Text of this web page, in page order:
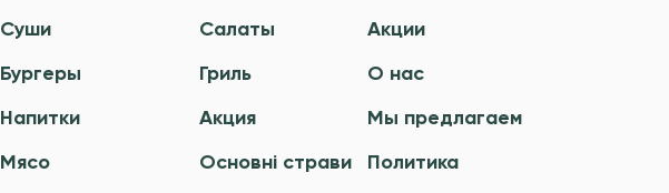
Суши
Салаты
Бургеры
Гриль
Напитки
Акция
Мясо
Основні страви
Акции
О нас
Мы предлагаем
Политика